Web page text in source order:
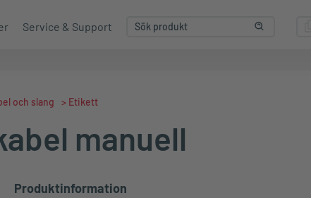
Service & Support
och slang > Etikett
manuell
Produktinformation